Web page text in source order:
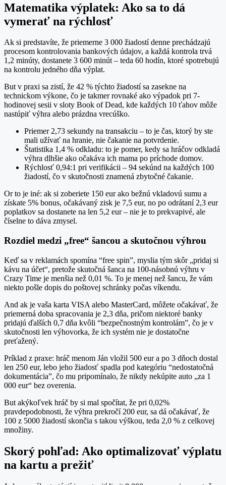
Matematika výplatek: Ako sa to dá
vymerať na rýchlosť
Ak si predstavíte, že priemerne 3 000 žiadostí denne prechádzajú
procesom kontrolovania bankových údajov, a každá kontrola trvá
1,2 minúty, dostanete 3 600 minút – teda 60 hodín, ktoré spotrebujú
na kontrolu jedného dňa výplat.
But v praxi sa zistí, že 42 % týchto žiadostí sa zasekne na
technickom výkone, čo je takmer rovnaké ako výpadok pri 7-
hodinovej sesii v sloty Book of Dead, kde každých 10 ťahov môže
nastúpiť výhra alebo prázdna vrecúško.
Priemer 2,73 sekundy na transakciu – to je čas, ktorý by ste
mali užívať na hranie, nie čakanie na potvrdenie.
Štatistika 1,4 % odkladu: to je pomer, kedy sa hráčov odkladá
výhra dlhšie ako očakáva ich mama po príchode domov.
Rýchlosť 0,94:1 pri verifikácii – 94 sekúnd na každých 100
žiadostí, čo v skutočnosti znamená zbytočné čakanie.
Or to je iné: ak si zoberiete 150 eur ako bežnú vkladovú sumu a
získate 5% bonus, očakávaný zisk je 7,5 eur, no po odrátaní 2,3 eur
poplatkov sa dostanete na len 5,2 eur – nie je to prekvapivé, ale
číselne to dáva zmysel.
Rozdiel medzi „free“ šancou a skutočnou výhrou
Keď sa v reklamách spomína “free spin”, myslia tým skôr „pridaj si
kávu na účet“, pretože skutočná šanca na 100‑násobnú výhru v
Crazy Time je menšia než 0,01 %. To je menej než šancu, že vám
niekto pošle dopis do poštovej schránky počas víkendu.
And ak je vaša karta VISA alebo MasterCard, môžete očakávať, že
priemerná doba spracovania je 2,3 dňa, pričom niektoré banky
pridajú ďalších 0,7 dňa kvôli “bezpečnostným kontrolám”, čo je v
skutočnosti len výhovorka, že ich systém nie je dostatočne
preťažený.
Príklad z praxe: hráč menom Ján vložil 500 eur a po 3 dňoch dostal
len 250 eur, lebo jeho žiadosť spadla pod kategóriu “nedostatočná
dokumentácia”, čo mu pripomínalo, že nikdy nekúpite auto „za 1
000 eur“ bez overenia.
But akýkoľvek hráč by si mal spočítat, že pri 0,02%
pravdepodobnosti, že výhra prekročí 200 eur, sa dá očakávať, že
100 z 5000 žiadostí skončia s takou výškou, teda 2,0 % z celkovej
množiny.
Skorý pohľad: Ako optimalizovať výplatu
na kartu a prežiť